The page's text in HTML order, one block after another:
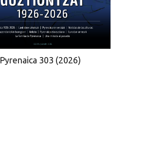
Pyrenaica 303 (2026)